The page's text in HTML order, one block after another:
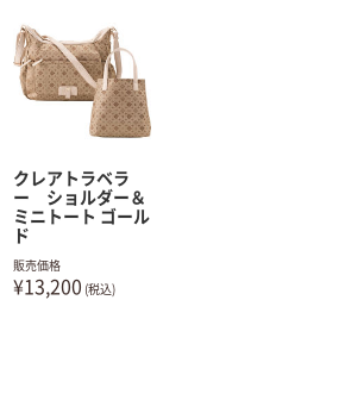
クレアトラベラ
ー ショルダー＆
ミニトート ゴール
ド
販売価格
¥13,200 (税込)